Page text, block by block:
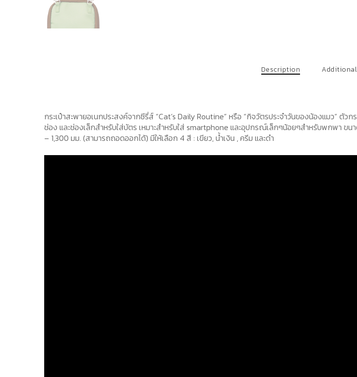
Description
กระเป๋าสะพายอเนกประสงค์จากซีรี่ส์ “Cat’s Daily Routine” หรือ “กิจวัตรประจำวันของน้องแมว” ตั
ช่อง และช่องเล็กสำหรับใส่บัตร เหมาะสำหรับใส่ smartphone และอุปกรณ์เล็กๆน้อยๆสำหรับพกพา ขน
– 1,300 มม. (สามารถถอดออกได้) มีให้เลือก 4 สี : เขียว, น้ำเงิน , ครีม และดำ